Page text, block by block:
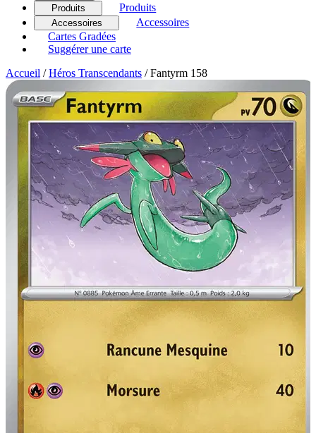
Produits Produits
Accessoires
Accessoires
Cartes Gradées
Suggérer une carte
Accueil / Héros Transcendants / Fantyrm 158